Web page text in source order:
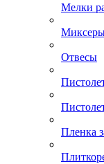
Мелки
Миксеры
Отвесы
Пленка